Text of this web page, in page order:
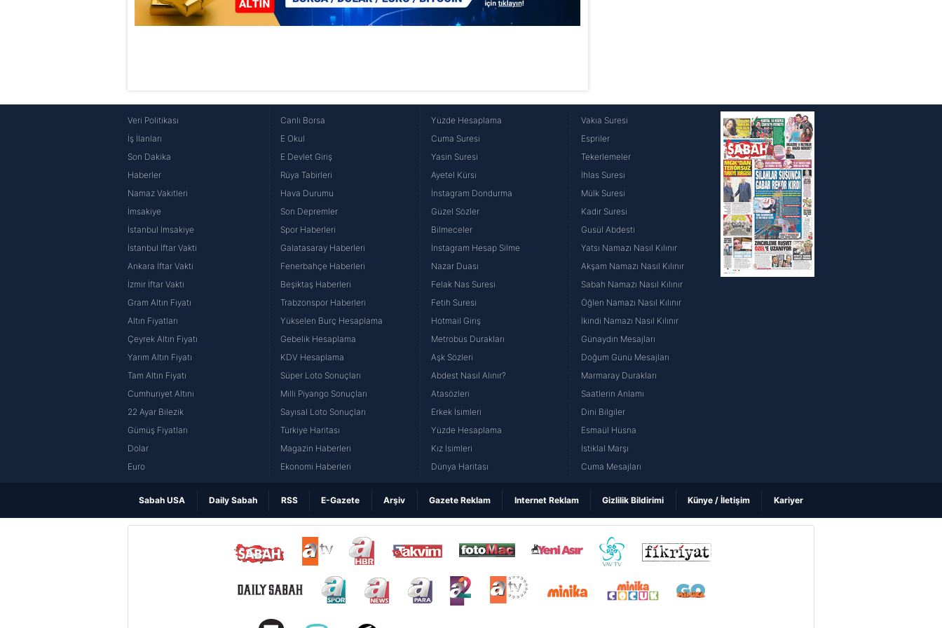
Veri Politikası
İş İlanları
Son Dakika
Haberler
Namaz Vakitleri
İmsakiye
İstanbul İmsakiye
İstanbul İftar Vakti
Ankara İftar Vakti
İzmir İftar Vakti
Gram Altın Fiyatı
Altın Fiyatları
Çeyrek Altın Fiyatı
Yarım Altın Fiyatı
Tam Altın Fiyatı
Cumhuriyet Altını
22 Ayar Bilezik
Gümüş Fiyatları
Dolar
Euro
Canlı Borsa
E Okul
E Devlet Giriş
Rüya Tabirleri
Hava Durumu
Son Depremler
Spor Haberleri
Galatasaray Haberleri
Fenerbahçe Haberleri
Beşiktaş Haberleri
Trabzonspor Haberleri
Yükselen Burç Hesaplama
Gebelik Hesaplama
KDV Hesaplama
Süper Loto Sonuçları
Milli Piyango Sonuçları
Sayısal Loto Sonuçları
Türkiye Haritası
Magazin Haberleri
Ekonomi Haberleri
Yüzde Hesaplama
Cuma Suresi
Yasin Suresi
Ayetel Kürsi
İnstagram Dondurma
Güzel Sözler
Bilmeceler
İnstagram Hesap Silme
Nazar Duası
Felak Nas Suresi
Fetih Suresi
Hotmail Giriş
Metrobüs Durakları
Aşk Sözleri
Abdest Nasıl Alınır?
Atasözleri
Erkek İsimleri
Yüzde Hesaplama
Kız İsimleri
Dünya Haritası
Vakıa Suresi
Espriler
Tekerlemeler
İhlas Suresi
Mülk Suresi
Kadir Suresi
Gusül Abdesti
Yatsı Namazı Nasıl Kılınır
Akşam Namazı Nasıl Kılınır
Sabah Namazı Nasıl Kılınır
Öğlen Namazı Nasıl Kılınır
İkindi Namazı Nasıl Kılınır
Günaydın Mesajları
Doğum Günü Mesajları
Marmaray Durakları
Saatlerin Anlamı
Dini Bilgiler
Esmaül Hüsna
İstiklal Marşı
Cuma Mesajları
Sabah USA Daily Sabah RSS E-Gazete Arşiv Gazete Reklam Internet Reklam Gizlilik Bildirimi Künye / İletişim Kariyer